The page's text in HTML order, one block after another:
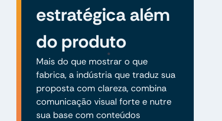
estratégica além
do produto
Mais do que mostrar o que
fabrica, a indústria que traduz sua
proposta com clareza, combina
comunicação visual forte e nutre
sua base com conteúdos